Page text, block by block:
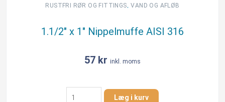
RUSTFRI RØR OG FITTINGS,VAND OG AFLØB
1.1/2″ x 1″ Nippelmuffe AISI 316
57 kr inkl. moms
1.1/2"
Læg i kurv